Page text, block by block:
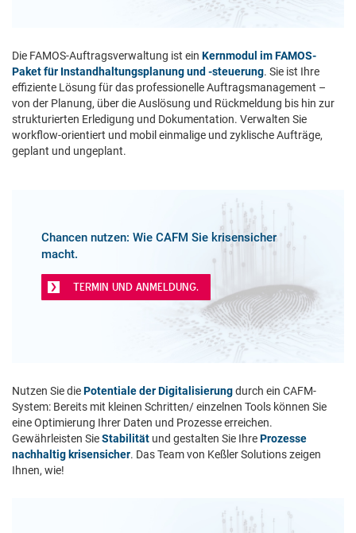
Die FAMOS-Auftragsverwaltung ist ein Kernmodul im FAMOS-
Paket für Instandhaltungsplanung und -steuerung. Sie ist Ihre
effiziente Lösung für das professionelle Auftragsmanagement –
von der Planung, über die Auslösung und Rückmeldung bis hin zur
strukturierten Erledigung und Dokumentation. Verwalten Sie
workflow-orientiert und mobil einmalige und zyklische Aufträge,
geplant und ungeplant.
Chancen nutzen: Wie CAFM Sie krisensicher
macht.
TERMIN UND ANMELDUNG.
Nutzen Sie diePotentiale der Digitalisierungdurch ein CAFM-
System: Bereits mit kleinen Schritten/ einzelnen Tools können Sie
eine Optimierung Ihrer Daten und Prozesse erreichen.
Gewährleisten SieStabilität und gestalten Sie IhreProzesse
nachhaltig krisensicher. Das Team von Keßler Solutions zeigen
Ihnen, wie!